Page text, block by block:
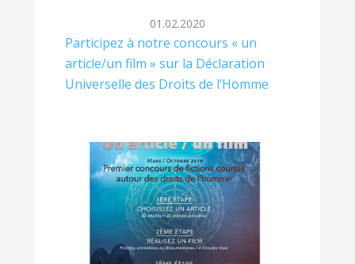
01.02.2020
Participez à notre concours « un
article/un film » sur la Déclaration
Universelle des Droits de l’Homme